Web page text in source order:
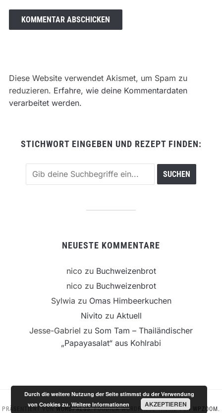
Diese Website verwendet Akismet, um Spam zu
reduzieren. Erfahre, wie deine Kommentardaten
verarbeitet werden.
STICHWORT EINGEBEN UND REZEPT FINDEN:
NEUESTE KOMMENTARE
nico zu Buchweizenbrot
nico zu Buchweizenbrot
Sylwia zu Omas Himbeerkuchen
Nivito zu Aktuell
Jesse-Gabriel zu Som Tam – Thailändischer
„Papayasalat“ aus Kohlrabi
PRÄSENTIERT VON WORDPRESS. FOODICA WORDPRESS-THEME VON WPZOOM.
Durch die weitere Nutzung der Seite stimmst du der Verwendung
von Cookies zu.Weitere Informationen AKZEPTIEREN